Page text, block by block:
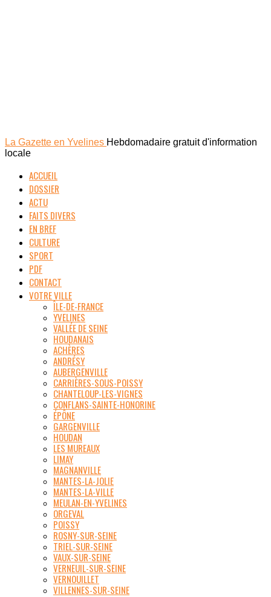
La Gazette en Yvelines Hebdomadaire gratuit d'information
locale
ACCUEIL
DOSSIER
ACTU
FAITS DIVERS
EN BREF
CULTURE
SPORT
PDF
CONTACT
VOTRE VILLE
ÎLE-DE-FRANCE
YVELINES
VALLÉE DE SEINE
HOUDANAIS
ACHÈRES
ANDRÉSY
AUBERGENVILLE
CARRIÈRES-SOUS-POISSY
CHANTELOUP-LES-VIGNES
CONFLANS-SAINTE-HONORINE
ÉPÔNE
GARGENVILLE
HOUDAN
LES MUREAUX
LIMAY
MAGNANVILLE
MANTES-LA-JOLIE
MANTES-LA-VILLE
MEULAN-EN-YVELINES
ORGEVAL
POISSY
ROSNY-SUR-SEINE
TRIEL-SUR-SEINE
VAUX-SUR-SEINE
VERNEUIL-SUR-SEINE
VERNOUILLET
VILLENNES-SUR-SEINE